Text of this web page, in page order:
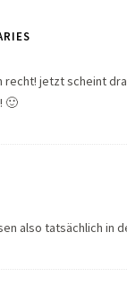
recht! jetzt scheint
🙂
also tatsächlich in